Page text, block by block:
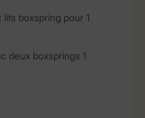
boxspring pour 1
deux boxsprings 1